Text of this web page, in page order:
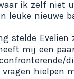
ik zelf niet
leuke nieuwe
stelde Evelien
mij een
vragen hielpen